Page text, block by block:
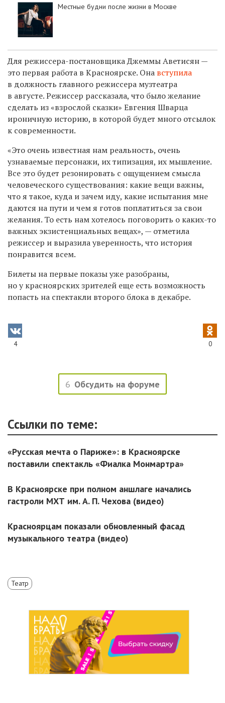
Местные будни после жизни в Москве
Для режиссера-постановщика Джеммы Аветисян —
это первая работа в Красноярске. Она вступила
в должность главного режиссера музтеатра
в августе. Режиссер рассказала, что было желание
сделать из «взрослой сказки» Евгения Шварца
ироничную историю, в которой будет много отсылок
к современности.
«Это очень известная нам реальность, очень
узнаваемые персонажи, их типизация, их мышление.
Все это будет резонировать с ощущением смысла
человеческого существования: какие вещи важны,
что я такое, куда и зачем иду, какие испытания мне
даются на пути и чем я готов поплатиться за свои
желания. То есть нам хотелось поговорить о каких-то
важных экзистенциальных вещах», — отметила
режиссер и выразила уверенность, что история
понравится всем.
Билеты на первые показы уже разобраны,
но у красноярских зрителей еще есть возможность
попасть на спектакли второго блока в декабре.
4 0
6 Обсудить на форуме
Ссылки по теме:
«Русская мечта о Париже»: в Красноярске
поставили спектакль «Фиалка Монмартра»
В Красноярске при полном аншлаге начались
гастроли МХТ им. А. П. Чехова (видео)
Красноярцам показали обновленный фасад
музыкального театра (видео)
Театр